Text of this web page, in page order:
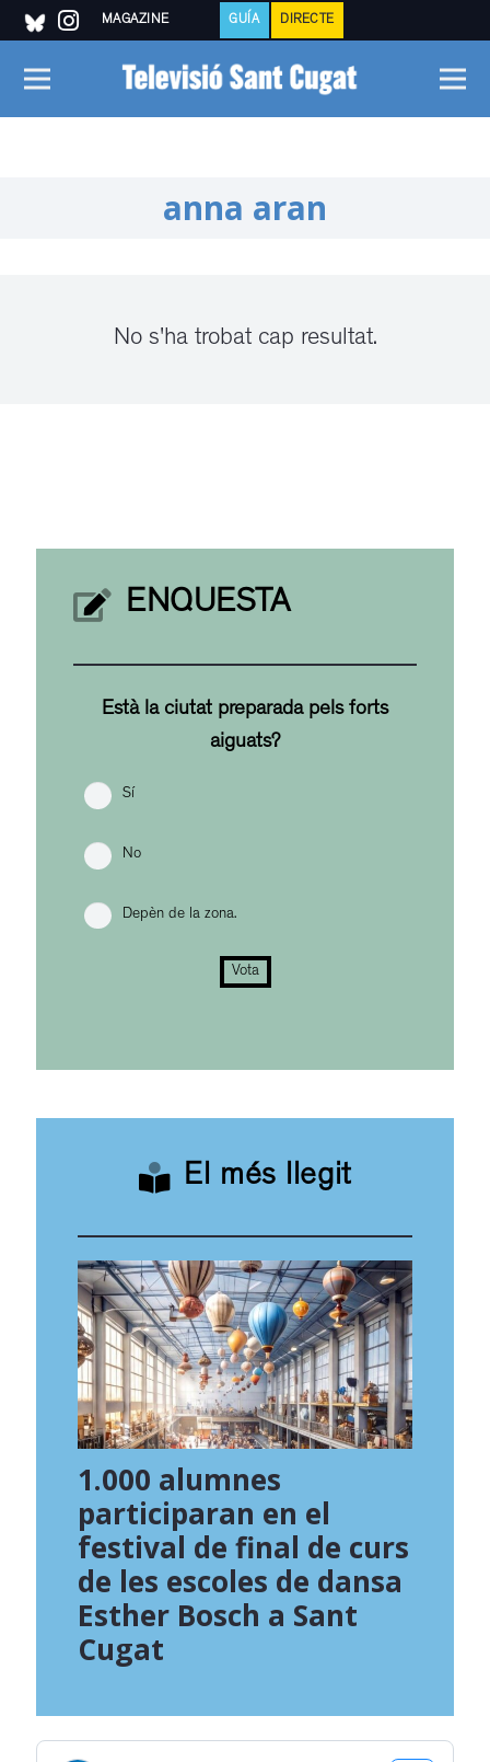
MAGAZINE GUÍA DIRECTE
anna aran
No s'ha trobat cap resultat.
ENQUESTA
Està la ciutat preparada pels forts
aiguats?
Sí
No
Depèn de la zona.
Vota
El més llegit
1.000 alumnes
participaran en el
festival de final de curs
de les escoles de dansa
Esther Bosch a Sant
Cugat